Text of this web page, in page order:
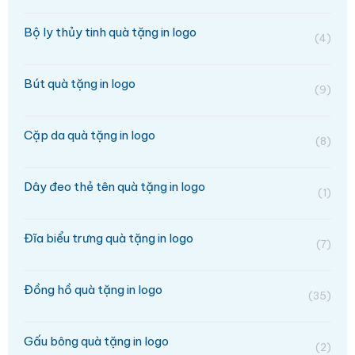
Bộ ly thủy tinh quà tặng in logo (4)
Bút quà tặng in logo (9)
Cặp da quà tặng in logo (8)
Dây đeo thẻ tên quà tặng in logo (1)
Đĩa biểu trưng quà tặng in logo (7)
Đồng hồ quà tặng in logo (35)
Gấu bông quà tặng in logo (2)